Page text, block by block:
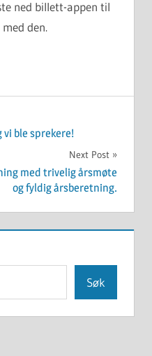
ned billett-appen til
den.
vi ble sprekere!
Next Post
med trivelig årsmøte
og fyldig årsberetning.
Søk